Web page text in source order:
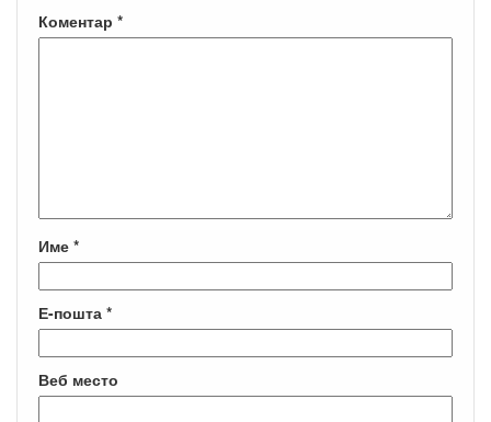
Коментар *
Име *
Е-пошта *
Веб место